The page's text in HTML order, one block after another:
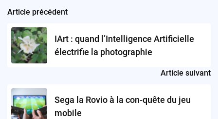
Post
navigation
Article précédent
IArt : quand l’Intelligence Artificielle
électrifie la photographie
Article suivant
Sega la Rovio à la con-quête du jeu
mobile